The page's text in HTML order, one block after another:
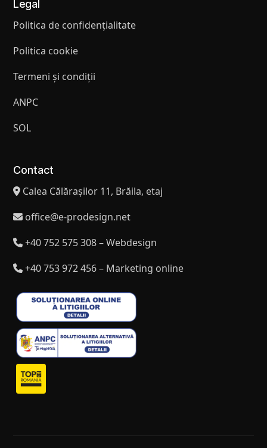
Legal
Politica de confidențialitate
Politica cookie
Termeni și condiții
ANPC
SOL
Contact
Calea Călărașilor 11, Brăila, etaj
office@e-prodesign.net
+40 752 575 308 – Webdesign
+40 753 972 456 – Marketing online